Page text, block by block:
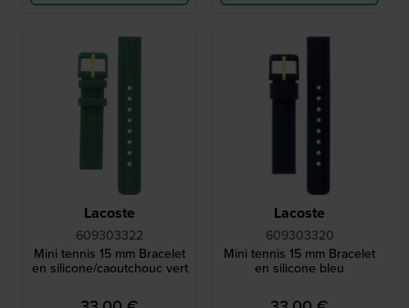
Lacoste
609303322
Mini tennis 15 mm Bracelet
en silicone/caoutchouc vert
Lacoste
609303320
Mini tennis 15 mm Bracelet
en silicone bleu